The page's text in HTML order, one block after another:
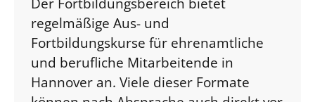
regelmäßige Aus- und
Fortbildungskurse für ehrenamtliche
und berufliche Mitarbeitende in
Hannover an. Viele dieser Formate